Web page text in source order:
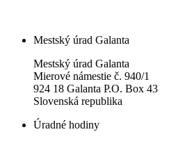
Mestský úrad Galanta
Mestský úrad Galanta
Mierové námestie č. 940/1
924 18 Galanta P.O. Box 43
Slovenská republika
Úradné hodiny